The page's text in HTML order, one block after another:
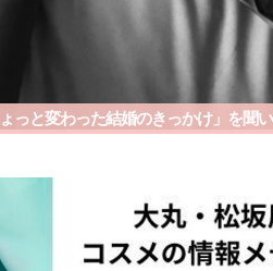
っと変わった結婚のきっかけ」を聞